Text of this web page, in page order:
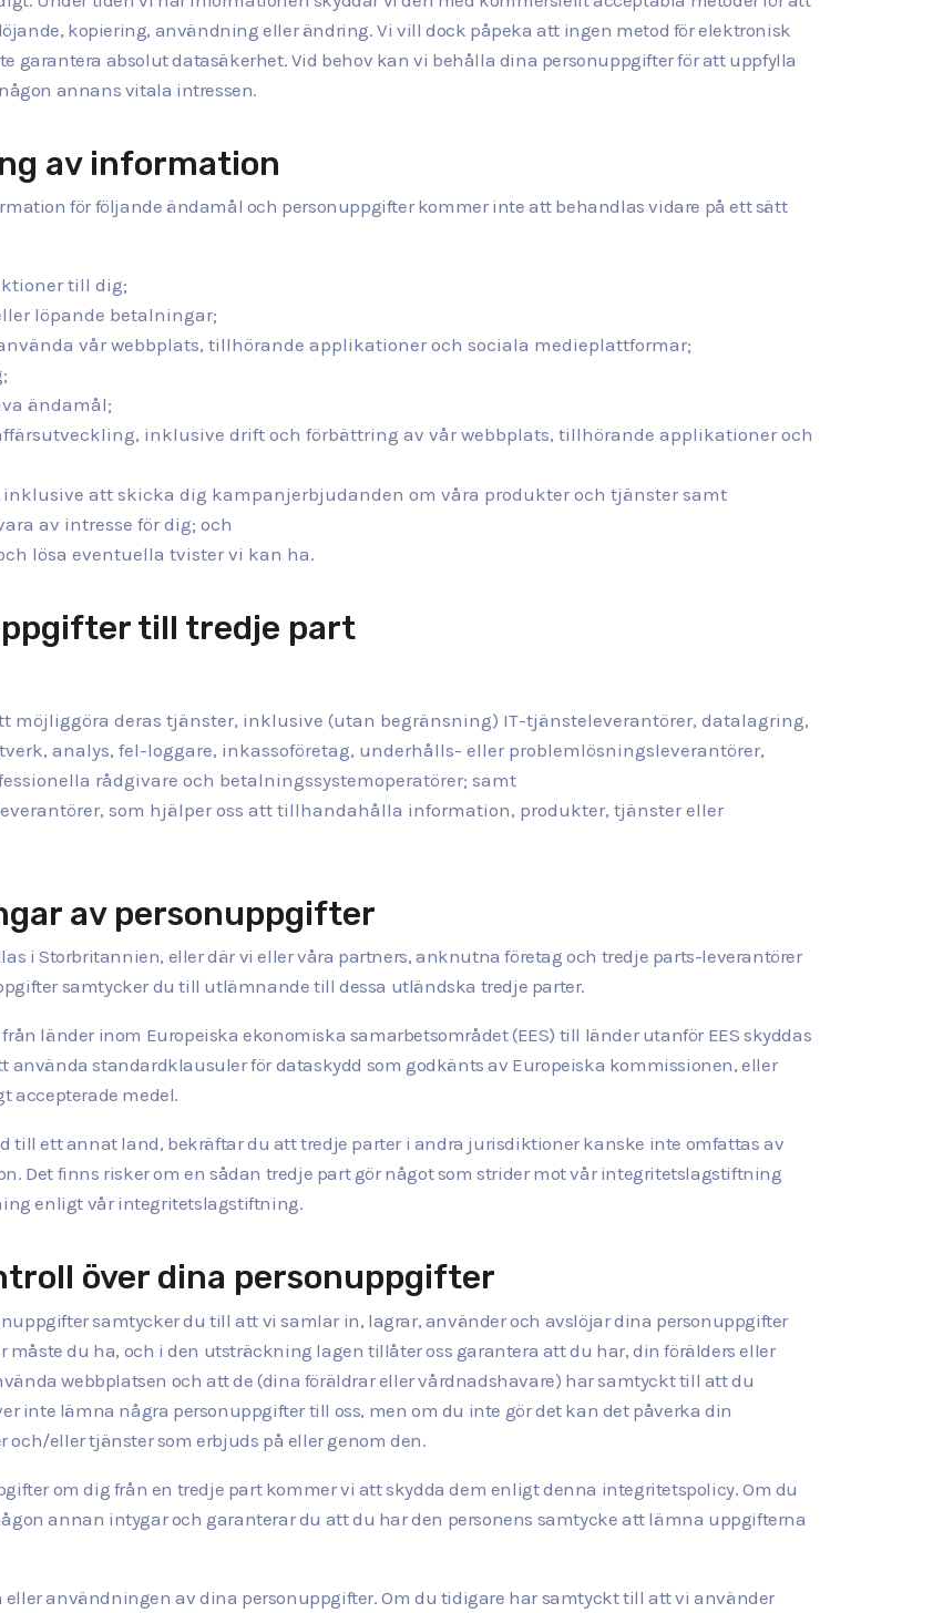
kopiering, användning eller ändring. Vi vill dock påpeka att ingen metod för elektronisk
garantera absolut datasäkerhet. Vid behov kan vi behålla dina personuppgifter för att uppfylla
annans vitala intressen.
av information
för följande ändamål och personuppgifter kommer inte att behandlas vidare på ett sätt
till dig;
löpande betalningar;
vår webbplats, tillhörande applikationer och sociala medieplattformar;
ändamål;
inklusive drift och förbättring av vår webbplats, tillhörande applikationer och
att skicka dig kampanjerbjudanden om våra produkter och tjänster samt
av intresse för dig; och
lösa eventuella tvister vi kan ha.
till tredje part
möjliggöra deras tjänster, inklusive (utan begränsning) IT-tjänsteleverantörer, datalagring,
analys, fel-loggare, inkassoföretag, underhålls- eller problemlösningsleverantörer,
rådgivare och betalningssystemoperatörer; samt
som hjälper oss att tillhandahålla information, produkter, tjänster eller
av personuppgifter
i Storbritannien, eller där vi eller våra partners, anknutna företag och tredje parts-leverantörer
samtycker du till utlämnande till dessa utländska tredje parter.
länder inom Europeiska ekonomiska samarbetsområdet (EES) till länder utanför EES skyddas
standardklausuler för dataskydd som godkänts av Europeiska kommissionen, eller
accepterade medel.
till ett annat land, bekräftar du att tredje parter i andra jurisdiktioner kanske inte omfattas av
Det finns risker om en sådan tredje part gör något som strider mot vår integritetslagstiftning
enligt vår integritetslagstiftning.
över dina personuppgifter
samtycker du till att vi samlar in, lagrar, använder och avslöjar dina personuppgifter
måste du ha, och i den utsträckning lagen tillåter oss garantera att du har, din förälders eller
webbplatsen och att de (dina föräldrar eller vårdnadshavare) har samtyckt till att du
inte lämna några personuppgifter till oss, men om du inte gör det kan det påverka din
eller tjänster som erbjuds på eller genom den.
om dig från en tredje part kommer vi att skydda dem enligt denna integritetspolicy. Om du
annan intygar och garanterar du att du har den personens samtycke att lämna uppgifterna
användningen av dina personuppgifter. Om du tidigare har samtyckt till att vi använder